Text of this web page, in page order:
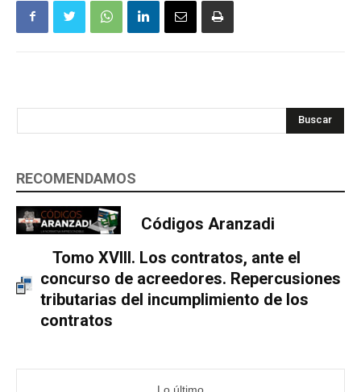
Buscar
RECOMENDAMOS
Códigos Aranzadi
Tomo XVIII. Los contratos, ante el
concurso de acreedores. Repercusiones
tributarias del incumplimiento de los
contratos